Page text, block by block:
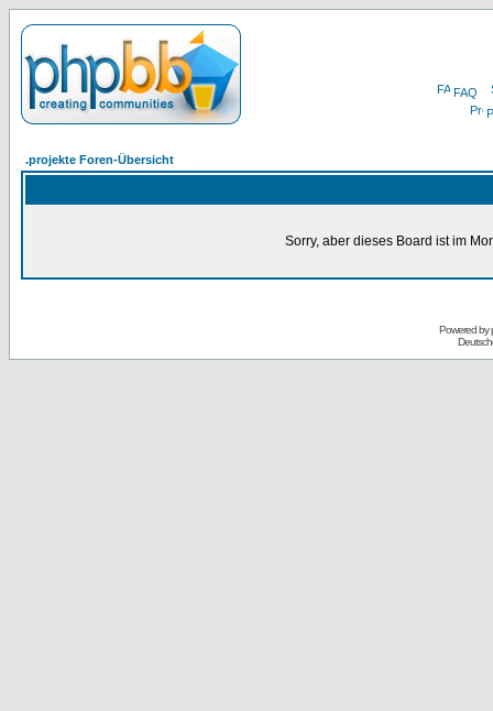
FAQ
.projekte Foren-Übersicht
Sorry, aber dieses Board ist im
Powered by